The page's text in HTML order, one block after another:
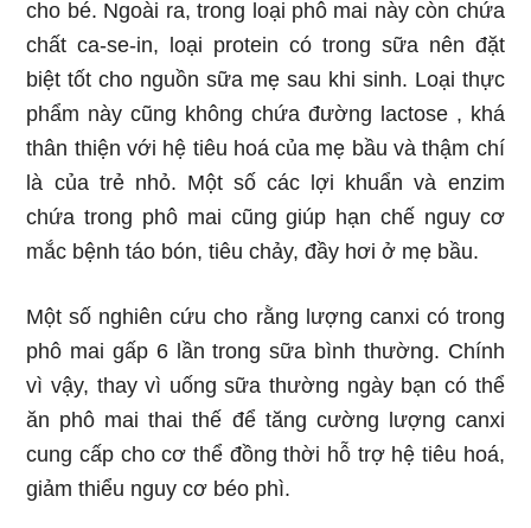
cho bé. Ngoài ra, trong loại phô mai này còn chứa
chất ca-se-in, loại protein có trong sữa nên đặt
biệt tốt cho nguồn sữa mẹ sau khi sinh. Loại thực
phẩm này cũng không chứa đường lactose , khá
thân thiện với hệ tiêu hoá của mẹ bầu và thậm chí
là của trẻ nhỏ. Một số các lợi khuẩn và enzim
chứa trong phô mai cũng giúp hạn chế nguy cơ
mắc bệnh táo bón, tiêu chảy, đầy hơi ở mẹ bầu.
Một số nghiên cứu cho rằng lượng canxi có trong
phô mai gấp 6 lần trong sữa bình thường. Chính
vì vậy, thay vì uống sữa thường ngày bạn có thể
ăn phô mai thai thế để tăng cường lượng canxi
cung cấp cho cơ thể đồng thời hỗ trợ hệ tiêu hoá,
giảm thiểu nguy cơ béo phì.